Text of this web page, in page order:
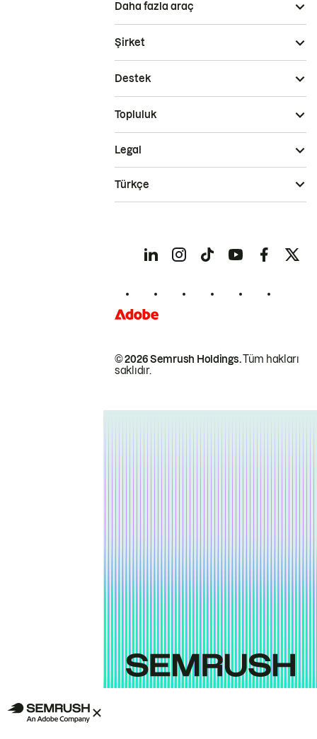
Daha fazla araç
Şirket
Destek
Topluluk
© 2026 Semrush Holdings.Tüm hakları
saklıdır.
Legal
Türkçe